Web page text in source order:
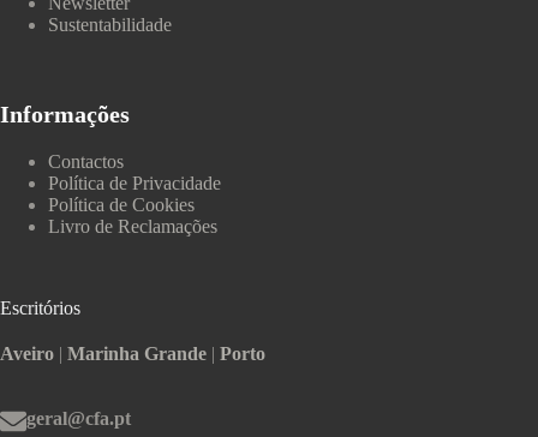
Sustentabilidade
Informações
Contactos
Política de Privacidade
Política de Cookies
Livro de Reclamações
Escritórios
Aveiro | Marinha Grande | Porto
geral@cfa.pt